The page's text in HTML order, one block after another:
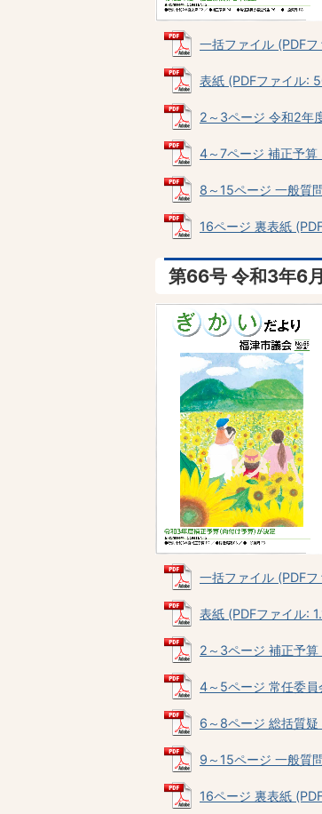
一括ファイル (PDF
表紙 (PDFファイル:
2～3ページ 令和2年
4～7ページ 補正予算
8～15ページ 一般質
16ページ 裏表紙
第66号 令和3年6
一括ファイル (PDFフ
表紙 (PDFファイル:
2～3ページ 補正予
4～5ページ 常任委
6～8ページ 総括質
9～15ページ 一般質
16ページ 裏表紙